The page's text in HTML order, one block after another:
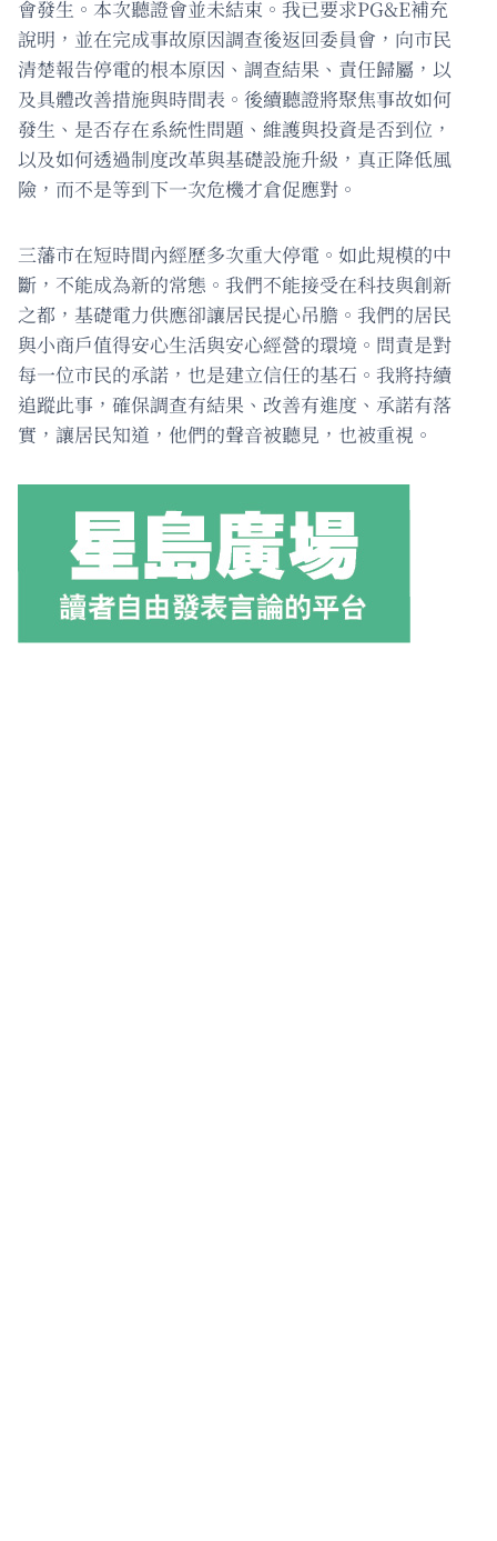
會發生。本次聽證會並未結束。我已要求PG&E補充
說明，並在完成事故原因調查後返回委員會，向市民
清楚報告停電的根本原因、調查結果、責任歸屬，以
及具體改善措施與時間表。後續聽證將聚焦事故如何
發生、是否存在系統性問題、維護與投資是否到位，
以及如何透過制度改革與基礎設施升級，真正降低風
險，而不是等到下一次危機才倉促應對。
三藩市在短時間內經歷多次重大停電。如此規模的中
斷，不能成為新的常態。我們不能接受在科技與創新
之都，基礎電力供應卻讓居民提心吊膽。我們的居民
與小商戶值得安心生活與安心經營的環境。問責是對
每一位市民的承諾，也是建立信任的基石。我將持續
追蹤此事，確保調查有結果、改善有進度、承諾有落
實，讓居民知道，他們的聲音被聽見，也被重視。